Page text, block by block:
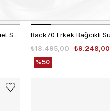
Back70 Erkek Bağcıklı Süet Spor & Sneaker Ayakkabı N26
₺9.248,00
₺18.495,00
%50